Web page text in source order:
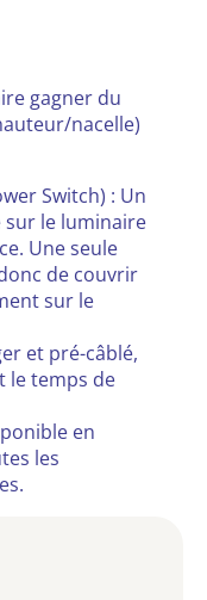
gagner du
nacelle)
Switch) : Un
sur le luminaire
Une seule
de couvrir
sur le
et pré-câblé,
le temps de
en
les